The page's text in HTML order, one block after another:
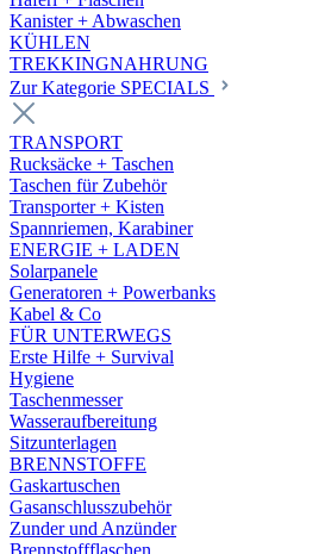
Kanister + Abwaschen
KÜHLEN
TREKKINGNAHRUNG
Zur Kategorie SPECIALS
TRANSPORT
Rucksäcke + Taschen
Taschen für Zubehör
Transporter + Kisten
Spannriemen, Karabiner
ENERGIE + LADEN
Solarpanele
Generatoren + Powerbanks
Kabel & Co
FÜR UNTERWEGS
Erste Hilfe + Survival
Hygiene
Taschenmesser
Wasseraufbereitung
Sitzunterlagen
BRENNSTOFFE
Gaskartuschen
Gasanschlusszubehör
Zunder und Anzünder
Brennstoffflaschen